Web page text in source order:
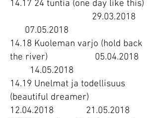
14.17 24 tuntia (one day like this)
29.03.2018
07.05.2018
14.18 Kuoleman varjo (hold back
the river) 05.04.2018
14.05.2018
14.19 Unelmat ja todellisuus
(beautiful dreamer)
12.04.2018
21.05.2018